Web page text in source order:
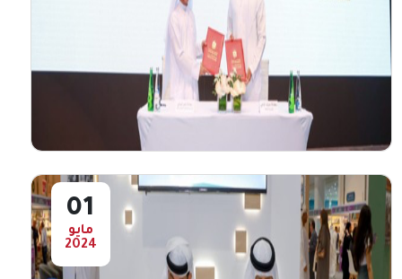
اقبال جماهيري على جناح " هيئة الفجيرة
للثقافة والإعلام " بمعرض أبوظبي للكتاب
تفاعل رواد معرض أبوظبي الدولي للكتاب في
دورته الثالثه والثلاثين والمقام في مركز أبوظبي
الوطني ...
أعرض المزيد 01
مايو
2024